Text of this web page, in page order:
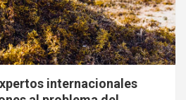
internacionales